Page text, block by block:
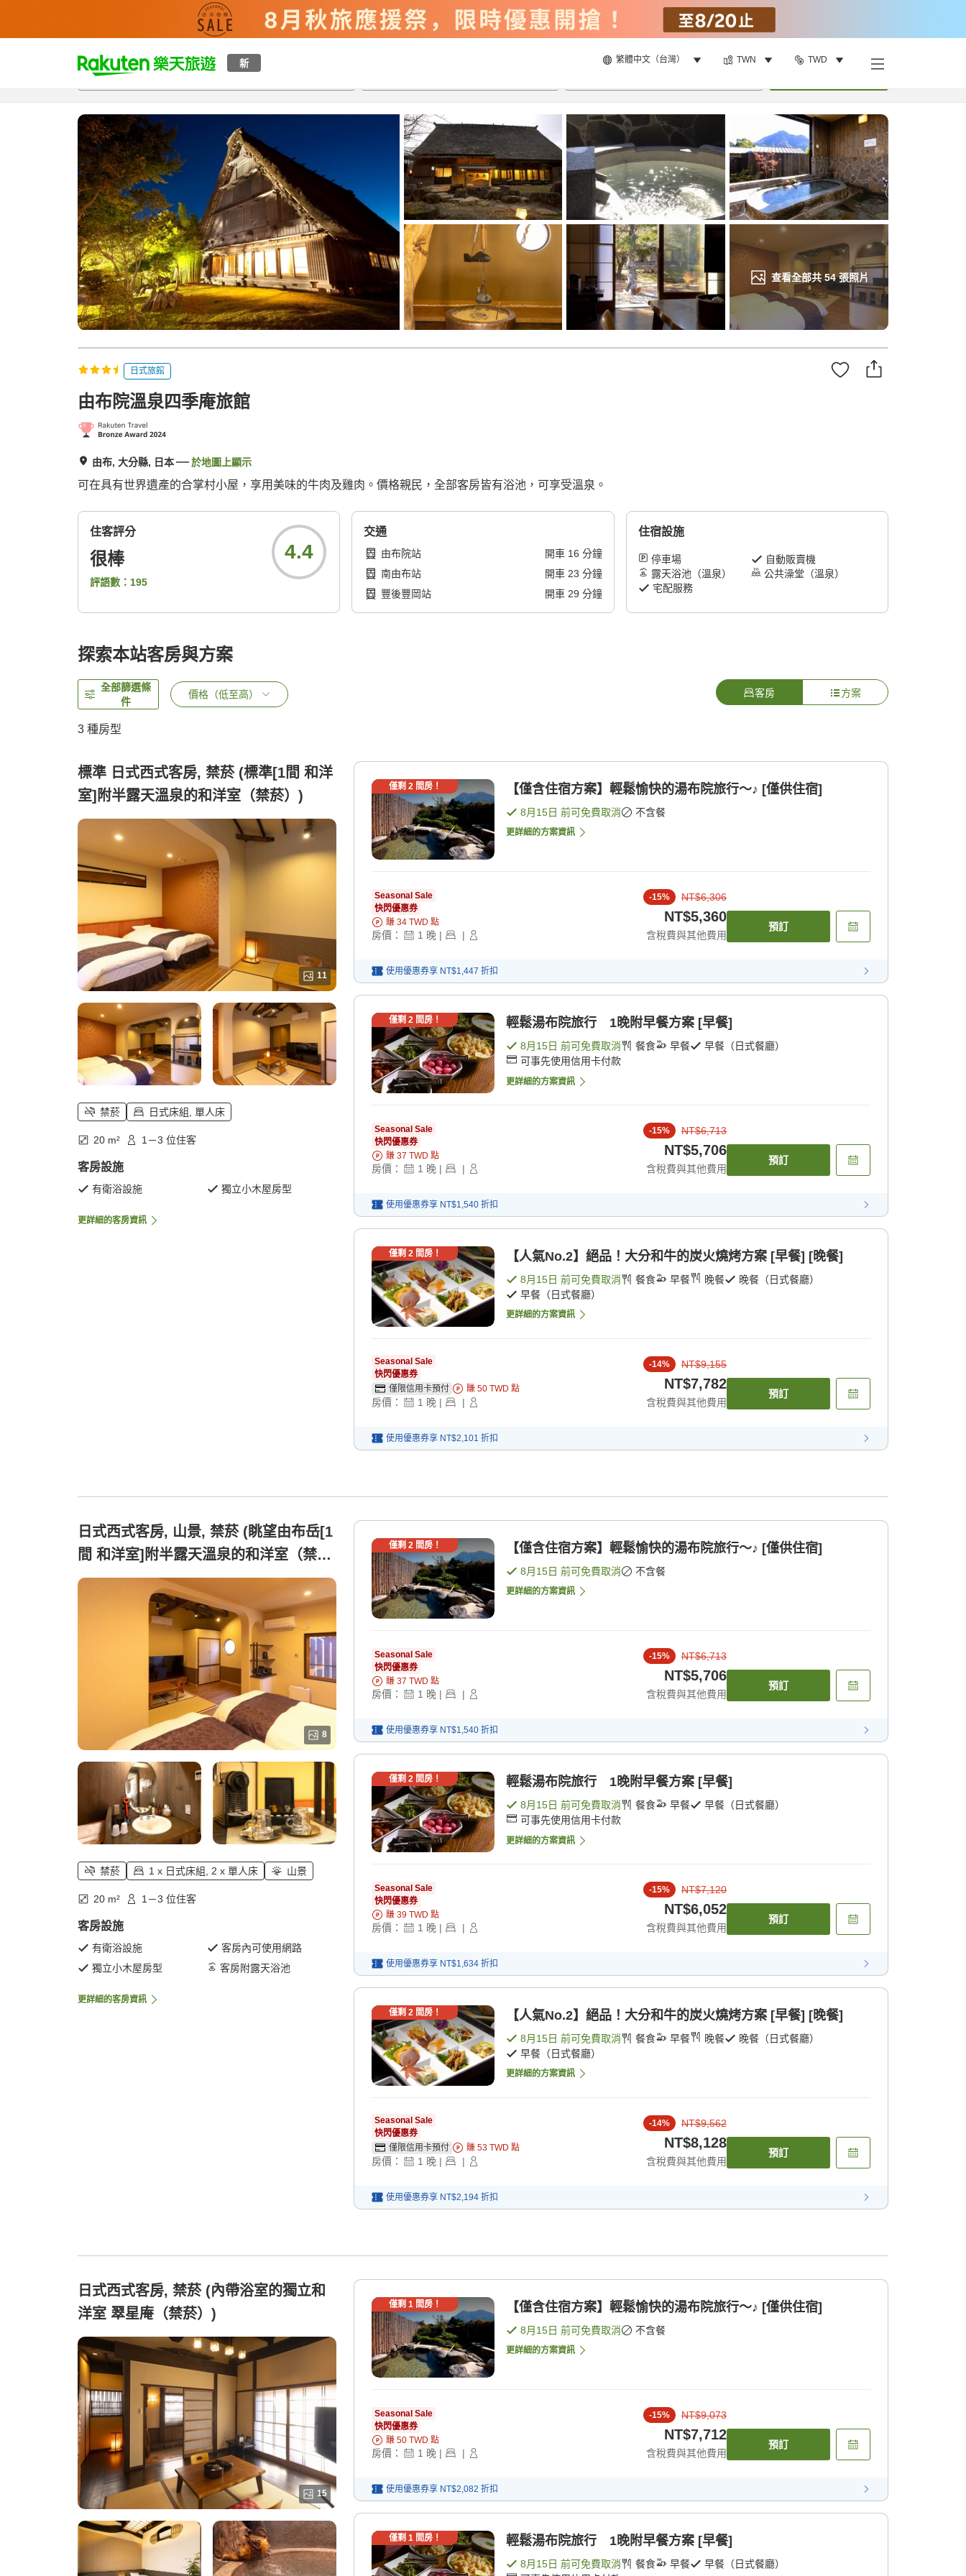
新 繁體中文（台灣） TWN TWD
t
p
a
g
e
_
s
e
a
r
c
h
查看全部共 54張照片
總覽客房與方案評語特點設施
日式旅館
由布院溫泉四季庵旅館
由布, 大分縣, 日本 於地圖上顯示
可在具有世界遺產的合掌村小屋，享用美味的牛肉及雞肉。價格親民，全部客房皆有浴池，可享受溫泉。
住客評分
很棒
評語數： 195
4.4
交通
由布院站 開車 16 分鐘
南由布站
開車 23 分鐘
豐後豐岡站
開車 29 分鐘
住宿設施
停車場
自動販賣機
露天浴池（溫泉）
公共澡堂（溫泉）
宅配服務
探索本站客房與方案
全部篩選條
件
價格（低至高） 客房 方案
3 種房型
標準 日式西式客房, 禁菸 (標準[1間 和洋
室]附半露天溫泉的和洋室（禁菸）)
11
禁菸 日式床組, 單人床
20 m² 1－3 位住客
客房設施
有衛浴設施 獨立小木屋房型
更詳細的客房資訊
僅剩 2間房！ 【僅含住宿方案】輕鬆愉快的湯布院旅行〜♪ [僅供住宿]
8月15日 前可免費取消 不含餐
更詳細的方案資訊
Seasonal Sale
快閃優惠券
賺 34 TWD 點
房價： 1 晚 | |
-15% NT$6,306
NT$5,360
含稅費與其他費用
預訂
使用優惠券享 NT$1,447 折扣
僅剩 2間房！ 輕鬆湯布院旅行 1晚附早餐方案 [早餐]
8月15日 前可免費取消 餐食 早餐
早餐（日式餐廳）
可事先使用信用卡付款
更詳細的方案資訊
Seasonal Sale
快閃優惠券
賺 37 TWD 點
房價： 1 晚 | |
-15% NT$6,713
NT$5,706
含稅費與其他費用
預訂
使用優惠券享 NT$1,540 折扣
僅剩 2間房！ 【人氣No.2】絕品！大分和牛的炭火燒烤方案 [早餐] [晚餐]
8月15日 前可免費取消 餐食 早餐 晚餐
晚餐（日式餐廳）
早餐（日式餐廳）
更詳細的方案資訊
Seasonal Sale
快閃優惠券
僅限信用卡預付
賺 50 TWD 點
房價： 1 晚 | |
-14% NT$9,155
NT$7,782
含稅費與其他費用
預訂
使用優惠券享 NT$2,101 折扣
日式西式客房, 山景, 禁菸 (眺望由布岳[1
間 和洋室]附半露天溫泉的和洋室（禁
菸）)
8
禁菸 1 x 日式床組, 2 x 單人床 山景
20 m² 1－3 位住客
客房設施
有衛浴設施
客房內可使用網路
獨立小木屋房型
客房附露天浴池
更詳細的客房資訊
僅剩 2間房！ 【僅含住宿方案】輕鬆愉快的湯布院旅行〜♪ [僅供住宿]
8月15日 前可免費取消 不含餐
更詳細的方案資訊
Seasonal Sale
快閃優惠券
賺 37 TWD 點
房價： 1 晚 | |
-15% NT$6,713
NT$5,706
含稅費與其他費用
預訂
使用優惠券享 NT$1,540 折扣
僅剩 2間房！ 輕鬆湯布院旅行 1晚附早餐方案 [早餐]
8月15日 前可免費取消 餐食 早餐
早餐（日式餐廳）
可事先使用信用卡付款
更詳細的方案資訊
Seasonal Sale
快閃優惠券
賺 39 TWD 點
房價： 1 晚 | |
-15% NT$7,120
NT$6,052
含稅費與其他費用
預訂
使用優惠券享 NT$1,634 折扣
僅剩 2間房！ 【人氣No.2】絕品！大分和牛的炭火燒烤方案 [早餐] [晚餐]
8月15日 前可免費取消 餐食 早餐 晚餐
晚餐（日式餐廳）
早餐（日式餐廳）
更詳細的方案資訊
Seasonal Sale
快閃優惠券
僅限信用卡預付
賺 53 TWD 點
房價： 1 晚 | |
-14% NT$9,562
NT$8,128
含稅費與其他費用
預訂
使用優惠券享 NT$2,194 折扣
日式西式客房, 禁菸 (內帶浴室的獨立和
洋室 翠星庵（禁菸）)
15
僅剩 1間房！ 【僅含住宿方案】輕鬆愉快的湯布院旅行〜♪ [僅供住宿]
8月15日 前可免費取消 不含餐
更詳細的方案資訊
Seasonal Sale
快閃優惠券
賺 50 TWD 點
房價： 1 晚 | |
-15% NT$9,073
NT$7,712
含稅費與其他費用
預訂
使用優惠券享 NT$2,082 折扣
僅剩 1間房！ 輕鬆湯布院旅行 1晚附早餐方案 [早餐]
8月15日 前可免費取消 餐食 早餐
早餐（日式餐廳）